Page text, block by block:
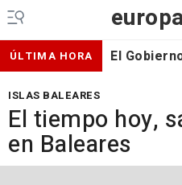
ÚLTIMA HORA El
ISLAS BALEARES
El tiempo hoy,
en Baleares